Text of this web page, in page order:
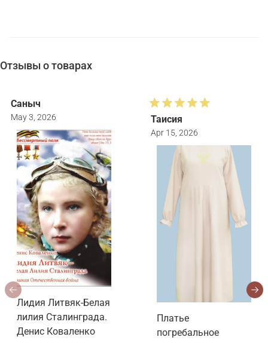
Отзывы о товарах
Саныч
May 3, 2026
Лидия Литвяк-Белая
лилия Сталинграда.
Денис Коваленко
Таисия
Apr 15, 2026
Платье
погребальное